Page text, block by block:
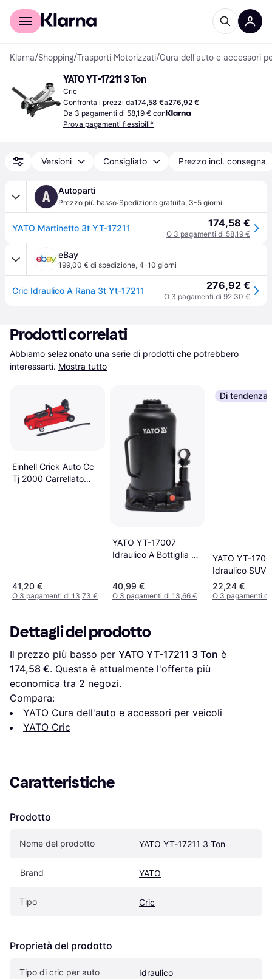
Per il tuo shopping
Klarna/Shopping/Trasporti Motorizzati/Cura dell'auto e accessori
YATO YT-17211 3 Ton
Cric
Confronta i prezzi da174,58 €a276,92 €
Da 3 pagamenti di 58,19 € con
Prova pagamenti flessibili*
Versioni Consigliato Prezzo incl. consegna
A Autoparti
Prezzo più basso·Spedizione gratuita, 3-5 giorni
YATO Martinetto 3t YT-17211 174,58 €
O 3 pagamenti di 58,19 €
eBay
199,00 € di spedizione, 4-10 giorni
Cric Idraulico A Rana 3t Yt-17211 276,92 €
O 3 pagamenti di 92,30 €
Prodotti correlati
Abbiamo selezionato una serie di prodotti che potrebbero
interessarti. Mostra tutto
Einhell Crick Auto Cc
Tj 2000 Carrellato
41,20 €
O 3 pagamenti di 13,73 €
YATO YT-17007
Idraulico A Bottiglia 20
40,99 €
O 3 pagamenti di 13,66 €
Di tendenza
YATO YT-
Idraulico SUV
22,24 €
O 3 pagamenti di
Dettagli del prodotto
Il prezzo più basso per YATO YT-17211 3 Ton
174,58 €. Questa è attualmente l'offerta più
economica tra 2 negozi.
Compara:
YATO Cura dell'auto e accessori per veicoli
YATO Cric
Caratteristiche
Prodotto
Nome del prodotto YATO YT-17211 3 Ton
Brand YATO
Tipo Cric
Proprietà del prodotto
Tipo di cric per auto Idraulico